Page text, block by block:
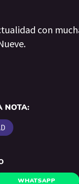
con
NOTA:
WHATSAPP